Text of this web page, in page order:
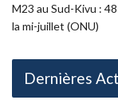
M23 au Sud-Kivu :
la mi-juillet (ONU)
Dernières